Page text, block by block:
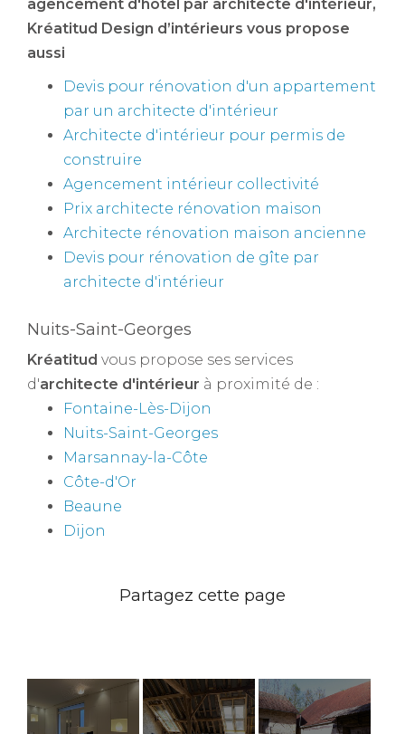
agencement d'hôtel par architecte d'intérieur,
Kréatitud Design d’intérieurs vous propose
aussi
Devis pour rénovation d'un appartement
par un architecte d'intérieur
Architecte d'intérieur pour permis de
construire
Agencement intérieur collectivité
Prix architecte rénovation maison
Architecte rénovation maison ancienne
Devis pour rénovation de gîte par
architecte d'intérieur
Nuits-Saint-Georges
Kréatitud vous propose ses services
d'architecte d'intérieur à proximité de :
Fontaine-Lès-Dijon
Nuits-Saint-Georges
Marsannay-la-Côte
Côte-d'Or
Beaune
Dijon